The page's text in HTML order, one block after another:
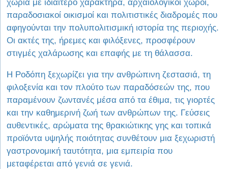
χωριά με ιδιαίτερο χαρακτήρα, αρχαιολογικοί χώροι,
παραδοσιακοί οικισμοί και πολιτιστικές διαδρομές που
αφηγούνται την πολυπολιτισμική ιστορία της περιοχής.
Οι ακτές της, ήρεμες και φιλόξενες, προσφέρουν
στιγμές χαλάρωσης και επαφής με τη θάλασσα.
Η Ροδόπη ξεχωρίζει για την ανθρώπινη ζεστασιά, τη
φιλοξενία και τον πλούτο των παραδόσεών της, που
παραμένουν ζωντανές μέσα από τα έθιμα, τις γιορτές
και την καθημερινή ζωή των ανθρώπων της. Γεύσεις
αυθεντικές, αρώματα της θρακιώτικης γης και τοπικά
προϊόντα υψηλής ποιότητας συνθέτουν μια ξεχωριστή
γαστρονομική ταυτότητα, μια εμπειρία που
μεταφέρεται από γενιά σε γενιά.